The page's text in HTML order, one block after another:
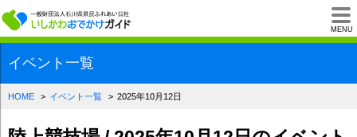
MENU
一般財団法人石川
イベント一覧
HOME イベント一覧 2025年10月12日